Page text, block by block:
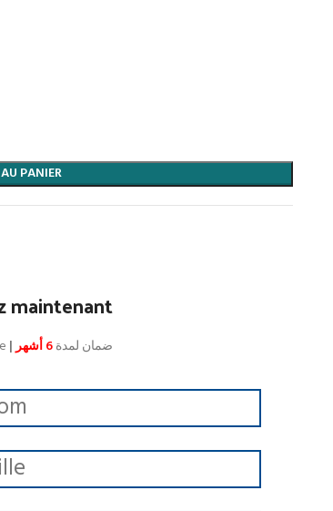
PANIER
maintenant
| ضمان لمدة6 أشهر